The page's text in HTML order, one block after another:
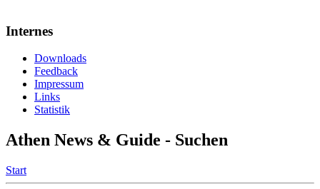
Internes
Downloads
Feedback
Impressum
Links
Statistik
Athen News & Guide - Suchen
Start